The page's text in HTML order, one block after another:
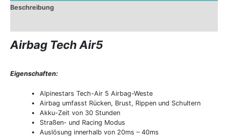
Beschreibung
Airbag Tech Air5
Eigenschaften:
Alpinestars Tech-Air 5 Airbag-Weste
Airbag umfasst Rücken, Brust, Rippen und Schultern
Akku-Zeit von 30 Stunden
Straßen- und Racing Modus
Auslösung innerhalb von 20ms – 40ms